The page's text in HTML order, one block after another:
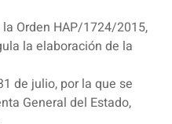
Orden HAP/1724/2015,
la elaboración de la
de julio, por la que se
General del Estado,